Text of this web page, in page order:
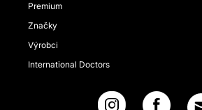
Premium
Značky
Výrobci
International Doctors